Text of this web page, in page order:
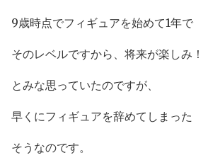
9歳時点でフィギュアを始めて1年で
そのレベルですから、将来が楽しみ！
とみな思っていたのですが、
早くにフィギュアを辞めてしまった
そうなのです。